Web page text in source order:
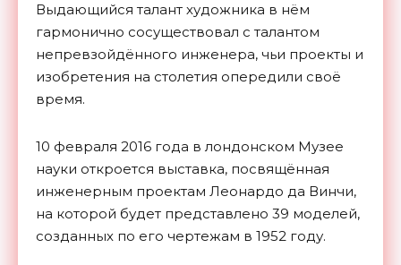
Выдающийся талант художника в нём
гармонично сосуществовал с талантом
непревзойдённого инженера, чьи проекты и
изобретения на столетия опередили своё
время.
10 февраля 2016 года в лондонском Музее
науки откроется выставка, посвящённая
инженерным проектам Леонардо да Винчи,
на которой будет представлено 39 моделей,
созданных по его чертежам в 1952 году.